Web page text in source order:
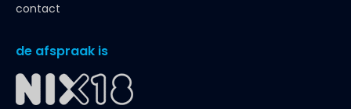
contact
de afspraak is